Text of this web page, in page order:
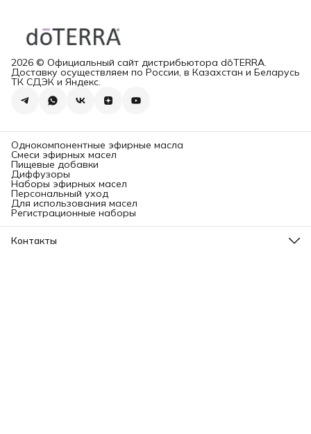
2026 © Официальный сайт дистрибьютора dōTERRA.
Доставку осуществляем по России, в Казахстан и Беларусь
ТК СДЭК и Яндекс.
Однокомпонентные эфирные масла
Смеси эфирных масел
Пищевые добавки
Диффузоры
Наборы эфирных масел
Персональный уход
Для использования масел
Регистрационные наборы
Контакты